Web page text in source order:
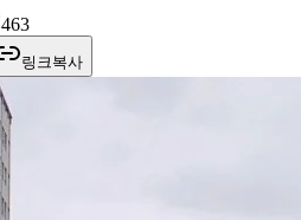
463
링크복사